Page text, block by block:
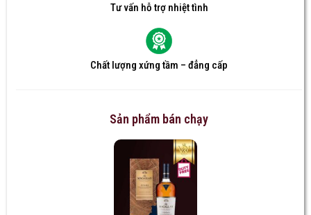
Tư vấn hỗ trợ nhiệt tình
Chất lượng xứng tầm – đẳng cấp
Sản phẩm bán chạy